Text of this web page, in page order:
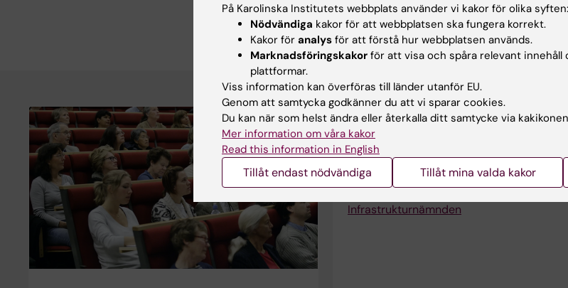
Nämnder under fakultetsnämnden
Rekryteringsnämnden
Docenturnämnden
Infrastrukturnämnden
På Karolinska Institutets webbplats använder vi kakor för olika syften:
Nödvändiga kakor för att webbplatsen ska fungera korrekt.
Kakor för analys för att förstå hur webbplatsen används.
Marknadsföringskakor för att visa och spåra relevant
plattformar.
Viss information kan överföras till länder utanför EU.
Genom att samtycka godkänner du att vi sparar cookies.
Du kan när som helst ändra eller återkalla ditt samtycke via
Mer information om våra kakor
Read this information in English
Tillåt endast nödvändiga Tillåt mina valda kakor